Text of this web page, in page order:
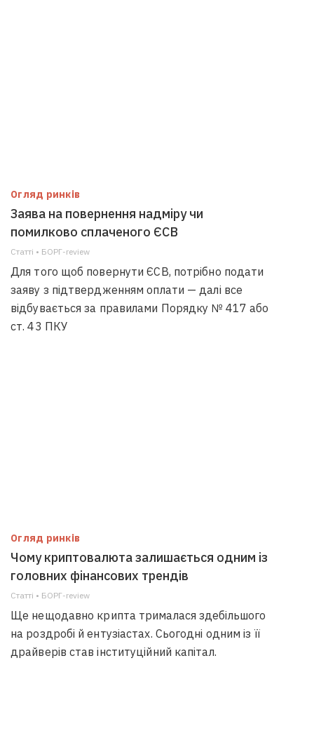
Огляд ринків
Заява на повернення надміру чи
помилково сплаченого ЄСВ
Статті • БОРГ-review
Для того щоб повернути ЄСВ, потрібно подати
заяву з підтвердженням оплати — далі все
відбувається за правилами Порядку № 417 або
ст. 43 ПКУ
Огляд ринків
Чому криптовалюта залишається одним із
головних фінансових трендів
Статті • БОРГ-review
Ще нещодавно крипта трималася здебільшого
на роздробі й ентузіастах. Сьогодні одним із її
драйверів став інституційний капітал.